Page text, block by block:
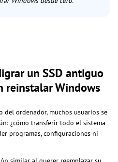
un SSD antiguo
reinstalar Windows
del ordenador, muchos usuarios se
¿cómo transferir todo el sistema
programas, configuraciones ni